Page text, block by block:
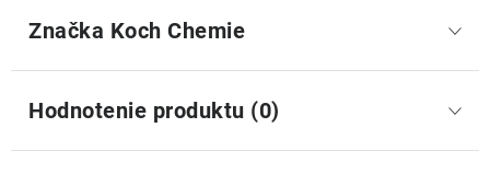
Značka Koch Chemie
Hodnotenie produktu (0)